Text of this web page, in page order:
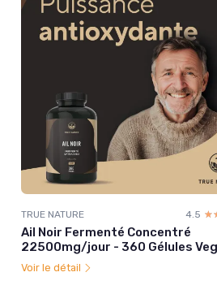
TRUE NATURE 4.5
Ail Noir Fermenté Concentré
22500mg/jour - 360 Gélules
Voir le détail